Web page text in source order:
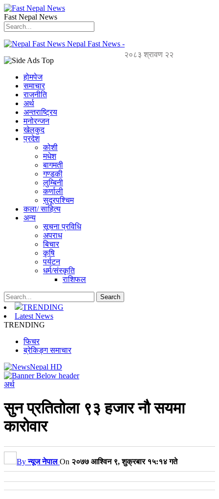
Fast Nepal News
Nepal Fast News -
२०८३ श्रावण २२
होमपेज
समाचार
राजनीति
अर्थ
अन्तराष्ट्रिय
मनोरन्जन
खेलकुद
प्रदेश
कोशी
मधेश
बागमती
गण्डकी
लुम्बिनी
कर्णाली
सुदूरपश्चिम
कला/ साहित्य
अन्य
सूचना प्रविधि
अपराध
बिचार
कृषि
पर्यटन
धर्म/संस्कृति
राशिफल
TRENDING
Latest News
TRENDING
फिचर
ब्रेकिङ्ग समाचार
अर्थ
सुन प्रतितोला ९३ हजार नौ सयमा
कारोवार
Byन्यूज नेपाल On २०७७ आश्विन ९, शुक्रबार १५:१४ गते